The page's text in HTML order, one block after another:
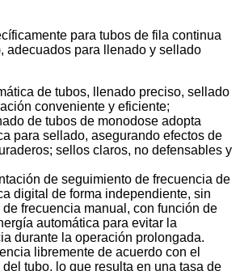
para tubos de fila continua
adecuados para llenado y sellado
de tubos, llenado preciso, sellado
conveniente y eficiente;
de tubos de monodose adopta
para sellado, asegurando efectos de
sellos claros, no defensables y
de seguimiento de frecuencia de
digital de forma independiente, sin
frecuencia manual, con función de
automática para evitar la
durante la operación prolongada.
libremente de acuerdo con el
tubo, lo que resulta en una tasa de